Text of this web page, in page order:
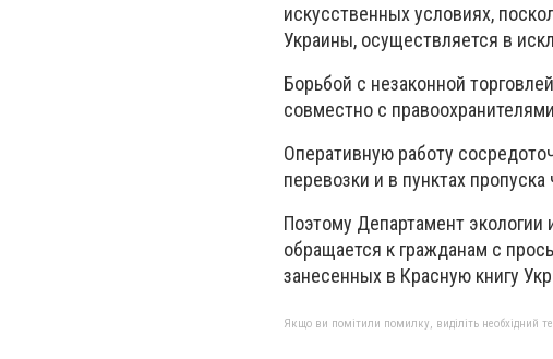
искусственных условиях,
Украины, осуществляется в
Борьбой с незаконной
совместно с
Оперативную работу
перевозки и в пунктах
Поэтому Департамент
обращается к гражданам с
занесенных в Красную книгу
Якщо ви помітили помилку, виділіть необхідний